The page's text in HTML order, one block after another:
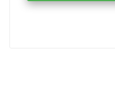
KUTUZOVV